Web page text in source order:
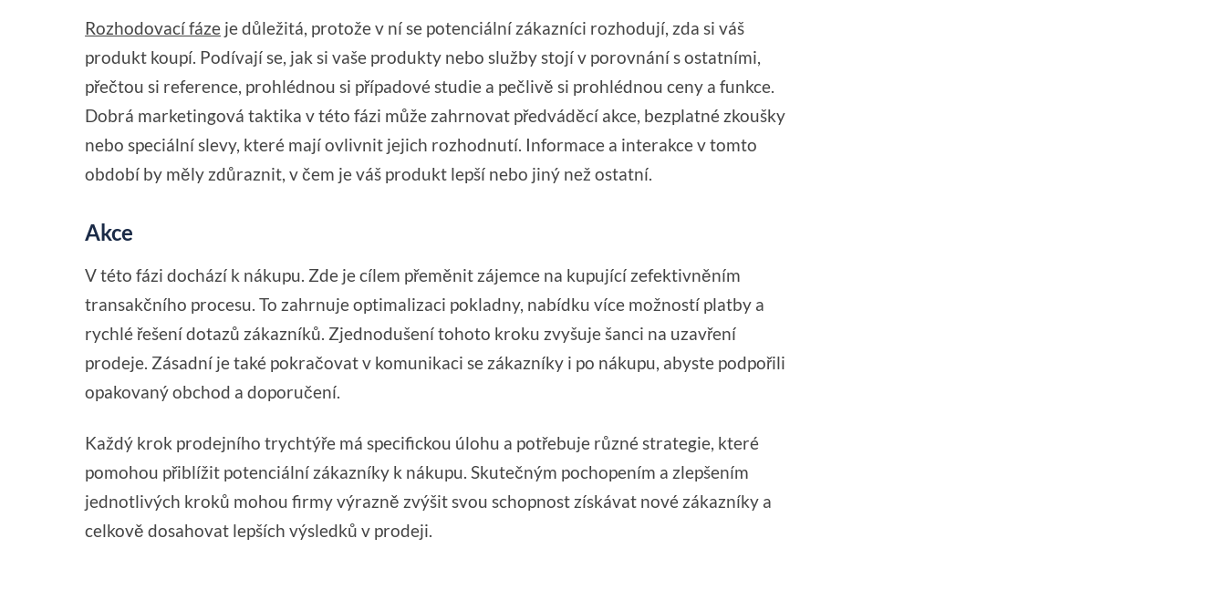
Rozhodovací fáze je důležitá, protože v ní se potenciální zákazníci rozhodují, zda si váš
produkt koupí. Podívají se, jak si vaše produkty nebo služby stojí v porovnání s ostatními,
přečtou si reference, prohlédnou si případové studie a pečlivě si prohlédnou ceny a funkce.
Dobrá marketingová taktika v této fázi může zahrnovat předváděcí akce, bezplatné zkoušky
nebo speciální slevy, které mají ovlivnit jejich rozhodnutí. Informace a interakce v tomto
období by měly zdůraznit, v čem je váš produkt lepší nebo jiný než ostatní.
Akce
V této fázi dochází k nákupu. Zde je cílem přeměnit zájemce na kupující zefektivněním
transakčního procesu. To zahrnuje optimalizaci pokladny, nabídku více možností platby a
rychlé řešení dotazů zákazníků. Zjednodušení tohoto kroku zvyšuje šanci na uzavření
prodeje. Zásadní je také pokračovat v komunikaci se zákazníky i po nákupu, abyste podpořili
opakovaný obchod a doporučení.
Každý krok prodejního trychtýře má specifickou úlohu a potřebuje různé strategie, které
pomohou přiblížit potenciální zákazníky k nákupu. Skutečným pochopením a zlepšením
jednotlivých kroků mohou firmy výrazně zvýšit svou schopnost získávat nové zákazníky a
celkově dosahovat lepších výsledků v prodeji.